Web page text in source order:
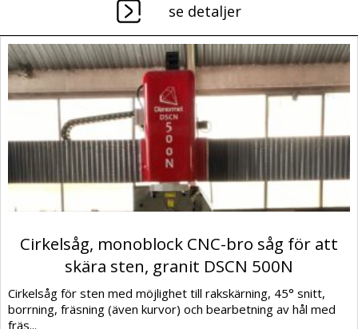
se detaljer
Cirkelsåg, monoblock CNC-bro såg för att
skära sten, granit DSCN 500N
Cirkelsåg för sten med möjlighet till rakskärning, 45° snitt,
borrning, fräsning (även kurvor) och bearbetning av hål med
fräs...